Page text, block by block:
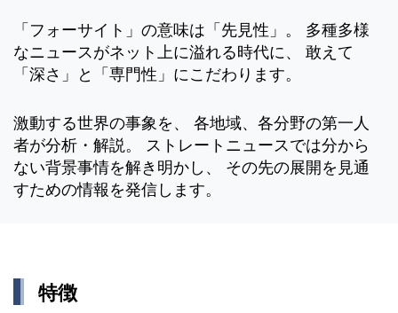
「フォーサイト」の意味は「先見性」。 多種多様
なニュースがネット上に溢れる時代に、 敢えて
「深さ」と「専門性」にこだわります。
激動する世界の事象を、 各地域、各分野の第一人
者が分析・解説。 ストレートニュースでは分から
ない背景事情を解き明かし、 その先の展開を見通
すための情報を発信します。
特徴